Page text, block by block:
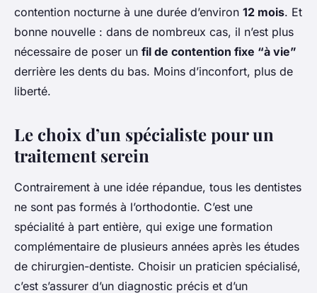
contention nocturne à une durée d’environ 12 mois. Et
bonne nouvelle : dans de nombreux cas, il n’est plus
nécessaire de poser un fil de contention fixe “à vie”
derrière les dents du bas. Moins d’inconfort, plus de
liberté.
Le choix d’un spécialiste pour un
traitement serein
Contrairement à une idée répandue, tous les dentistes
ne sont pas formés à l’orthodontie. C’est une
spécialité à part entière, qui exige une formation
complémentaire de plusieurs années après les études
de chirurgien-dentiste. Choisir un praticien spécialisé,
c’est s’assurer d’un diagnostic précis et d’un